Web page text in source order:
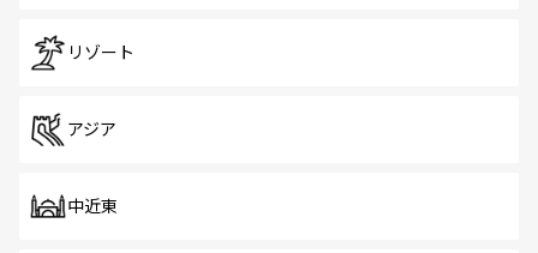
リゾート
アジア
中近東